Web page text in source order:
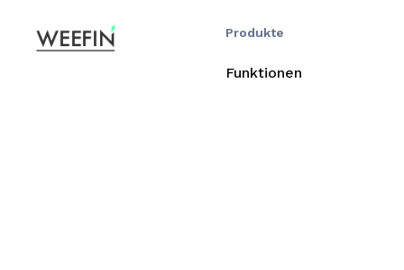
Produkte
Funktionen